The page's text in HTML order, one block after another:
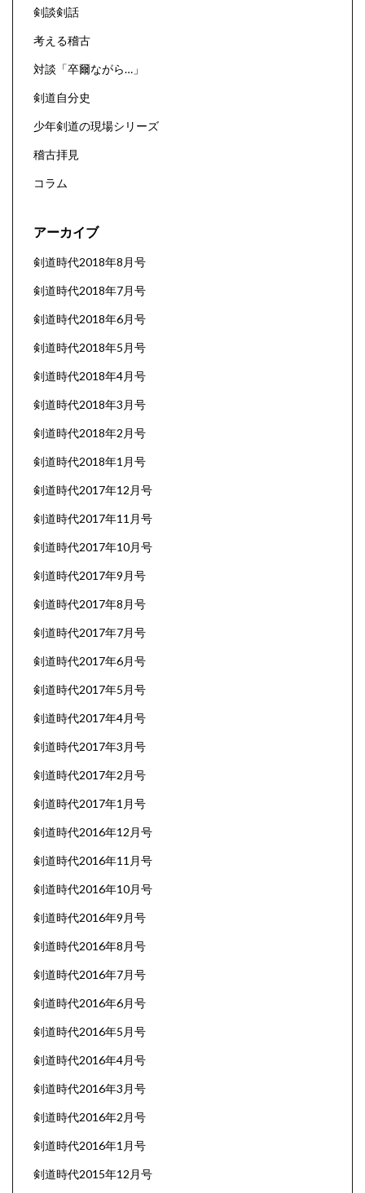
剣談剣話
考える稽古
対談「卒爾ながら…」
剣道自分史
少年剣道の現場シリーズ
稽古拝見
コラム
アーカイブ
剣道時代2018年8月号
剣道時代2018年7月号
剣道時代2018年6月号
剣道時代2018年5月号
剣道時代2018年4月号
剣道時代2018年3月号
剣道時代2018年2月号
剣道時代2018年1月号
剣道時代2017年12月号
剣道時代2017年11月号
剣道時代2017年10月号
剣道時代2017年9月号
剣道時代2017年8月号
剣道時代2017年7月号
剣道時代2017年6月号
剣道時代2017年5月号
剣道時代2017年4月号
剣道時代2017年3月号
剣道時代2017年2月号
剣道時代2017年1月号
剣道時代2016年12月号
剣道時代2016年11月号
剣道時代2016年10月号
剣道時代2016年9月号
剣道時代2016年8月号
剣道時代2016年7月号
剣道時代2016年6月号
剣道時代2016年5月号
剣道時代2016年4月号
剣道時代2016年3月号
剣道時代2016年2月号
剣道時代2016年1月号
剣道時代2015年12月号